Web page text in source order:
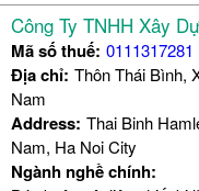
Công Ty TNHH Xây
Mã số thuế: 0111317281
Địa chỉ: Thôn Thái Bình,
Nam
Address: Thai Binh
Nam, Ha Noi City
Ngành nghề chính: